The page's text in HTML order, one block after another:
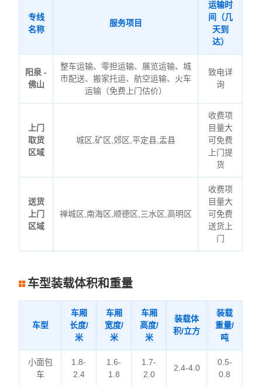
专线
名称
服务项目
运输时
间（几
天到
达）
阳泉 -
佛山
整车运输、零担运输、展览运输、城
市配送、搬家托运、航空运输、火车
运输（免费上门估价）
致电详
询
上门
取货
区域
城区,矿区,郊区,平定县,盂县
收费项
目量大
可免费
上门提
货
送货
上门
区域
禅城区,南海区,顺德区,三水区,高明区
收费项
目量大
可免费
送货上
门
车型装载体积和重量
车型
车厢
长度/
米
车厢
宽度/
米
车厢
高度/
米
装载体
积/立方
装载
重量/
吨
小面包
车
1.8-
2.4
1.6-
1.8
1.7-
2.0
2.4-4.0
0.5-
0.8